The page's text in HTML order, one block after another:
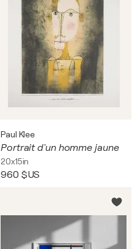
Paul Klee
Portrait d'un homme jaune
20x15in
960 $US